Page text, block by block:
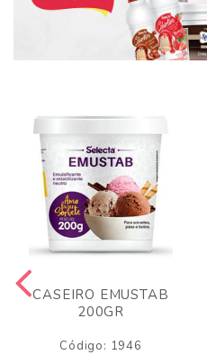
CASEIRO EMUSTAB
200GR
Código: 1946